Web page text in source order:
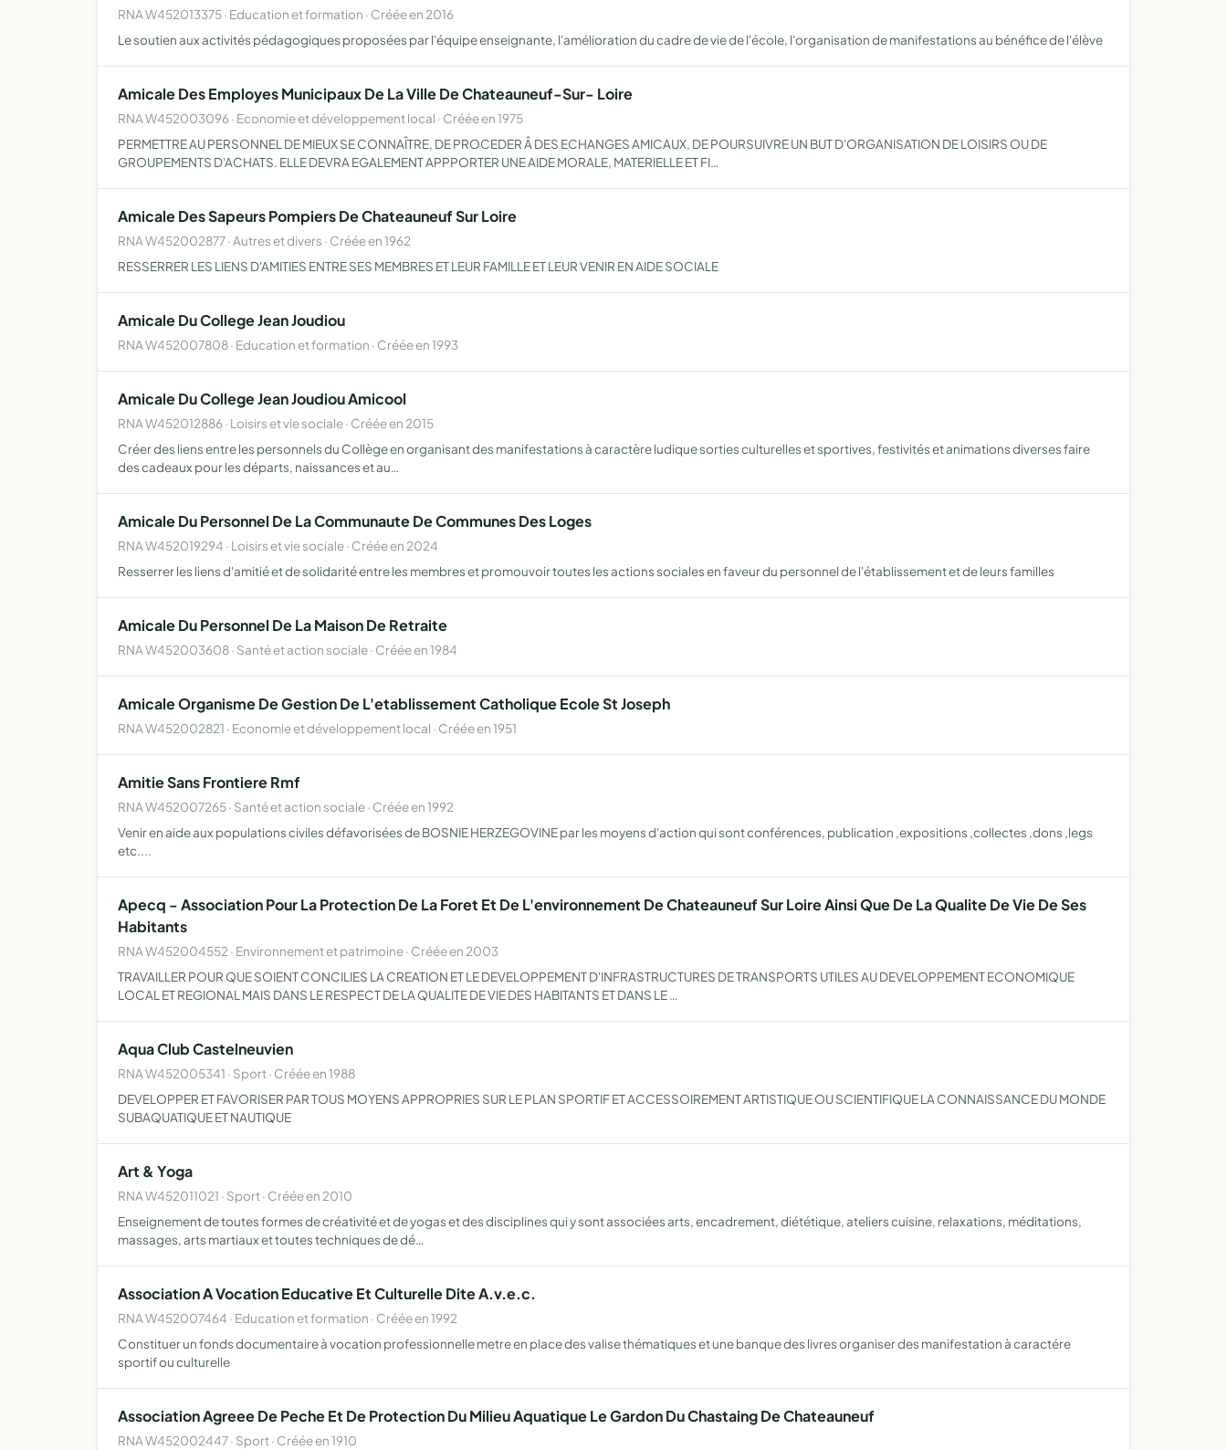
RNA W452013375 · Education et formation · Créée en 2016
Le soutien aux activités pédagogiques proposées par l'équipe enseignante, l'amélioration du cadre de vie de l'école, l'organisation de manifestations au bénéfice de l'élève
Amicale Des Employes Municipaux De La Ville De Chateauneuf-Sur- Loire
RNA W452003096 · Economie et développement local · Créée en 1975
PERMETTRE AU PERSONNEL DE MIEUX SE CONNAÎTRE, DE PROCEDER Â DES ECHANGES AMICAUX, DE POURSUIVRE UN BUT D'ORGANISATION DE LOISIRS OU DE
GROUPEMENTS D'ACHATS. ELLE DEVRA EGALEMENT APPPORTER UNE AIDE MORALE, MATERIELLE ET FI…
Amicale Des Sapeurs Pompiers De Chateauneuf Sur Loire
RNA W452002877 · Autres et divers · Créée en 1962
RESSERRER LES LIENS D'AMITIES ENTRE SES MEMBRES ET LEUR FAMILLE ET LEUR VENIR EN AIDE SOCIALE
Amicale Du College Jean Joudiou
RNA W452007808 · Education et formation · Créée en 1993
Amicale Du College Jean Joudiou Amicool
RNA W452012886 · Loisirs et vie sociale · Créée en 2015
Créer des liens entre les personnels du Collège en organisant des manifestations à caractère ludique sorties culturelles et sportives, festivités et animations diverses faire
des cadeaux pour les départs, naissances et au…
Amicale Du Personnel De La Communaute De Communes Des Loges
RNA W452019294 · Loisirs et vie sociale · Créée en 2024
Resserrer les liens d'amitié et de solidarité entre les membres et promouvoir toutes les actions sociales en faveur du personnel de l'établissement et de leurs familles
Amicale Du Personnel De La Maison De Retraite
RNA W452003608 · Santé et action sociale · Créée en 1984
Amicale Organisme De Gestion De L'etablissement Catholique Ecole St Joseph
RNA W452002821 · Economie et développement local · Créée en 1951
Amitie Sans Frontiere Rmf
RNA W452007265 · Santé et action sociale · Créée en 1992
Venir en aide aux populations civiles défavorisées de BOSNIE HERZEGOVINE par les moyens d'action qui sont conférences, publication ,expositions ,collectes ,dons ,legs
etc....
Apecq - Association Pour La Protection De La Foret Et De L'environnement De Chateauneuf Sur Loire Ainsi Que De La Qualite De Vie De Ses
Habitants
RNA W452004552 · Environnement et patrimoine · Créée en 2003
TRAVAILLER POUR QUE SOIENT CONCILIES LA CREATION ET LE DEVELOPPEMENT D'INFRASTRUCTURES DE TRANSPORTS UTILES AU DEVELOPPEMENT ECONOMIQUE
LOCAL ET REGIONAL MAIS DANS LE RESPECT DE LA QUALITE DE VIE DES HABITANTS ET DANS LE …
Aqua Club Castelneuvien
RNA W452005341 · Sport · Créée en 1988
DEVELOPPER ET FAVORISER PAR TOUS MOYENS APPROPRIES SUR LE PLAN SPORTIF ET ACCESSOIREMENT ARTISTIQUE OU SCIENTIFIQUE LA CONNAISSANCE DU MONDE
SUBAQUATIQUE ET NAUTIQUE
Art & Yoga
RNA W452011021 · Sport · Créée en 2010
Enseignement de toutes formes de créativité et de yogas et des disciplines qui y sont associées arts, encadrement, diététique, ateliers cuisine, relaxations, méditations,
massages, arts martiaux et toutes techniques de dé…
Association A Vocation Educative Et Culturelle Dite A.v.e.c.
RNA W452007464 · Education et formation · Créée en 1992
Constituer un fonds documentaire à vocation professionnelle metre en place des valise thématiques et une banque des livres organiser des manifestation à caractére
sportif ou culturelle
Association Agreee De Peche Et De Protection Du Milieu Aquatique Le Gardon Du Chastaing De Chateauneuf
RNA W452002447 · Sport · Créée en 1910